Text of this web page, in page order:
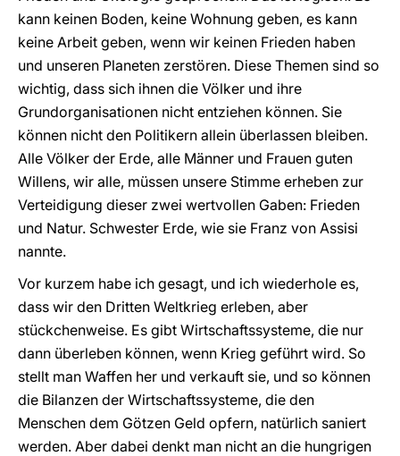
kann keinen Boden, keine Wohnung geben, es kann
keine Arbeit geben, wenn wir keinen Frieden haben
und unseren Planeten zerstören. Diese Themen sind so
wichtig, dass sich ihnen die Völker und ihre
Grundorganisationen nicht entziehen können. Sie
können nicht den Politikern allein überlassen bleiben.
Alle Völker der Erde, alle Männer und Frauen guten
Willens, wir alle, müssen unsere Stimme erheben zur
Verteidigung dieser zwei wertvollen Gaben: Frieden
und Natur. Schwester Erde, wie sie Franz von Assisi
nannte.
Vor kurzem habe ich gesagt, und ich wiederhole es,
dass wir den Dritten Weltkrieg erleben, aber
stückchenweise. Es gibt Wirtschaftssysteme, die nur
dann überleben können, wenn Krieg geführt wird. So
stellt man Waffen her und verkauft sie, und so können
die Bilanzen der Wirtschaftssysteme, die den
Menschen dem Götzen Geld opfern, natürlich saniert
werden. Aber dabei denkt man nicht an die hungrigen